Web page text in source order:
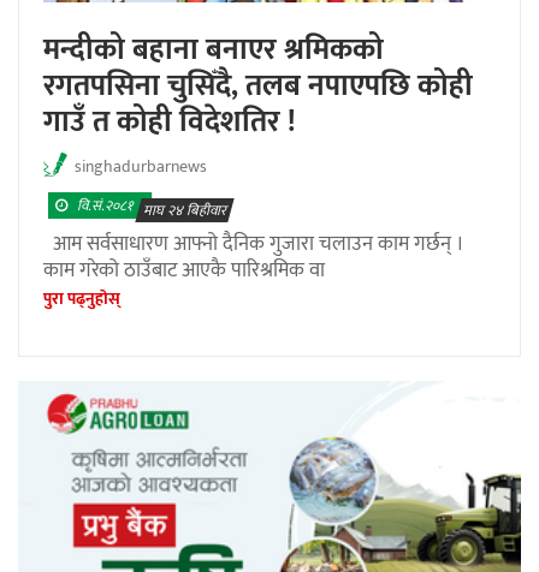
मन्दीको बहाना बनाएर श्रमिकको
रगतपसिना चुसिँदै, तलब नपाएपछि कोही
गाउँ त कोही विदेशतिर !
singhadurbarnews
वि.सं.२०८१ माघ २४ बिहीवार
आम सर्वसाधारण आफ्नो दैनिक गुजारा चलाउन काम गर्छन् ।
काम गरेको ठाउँबाट आएकै पारिश्रमिक वा
पुरा पढ्नुहाेस्